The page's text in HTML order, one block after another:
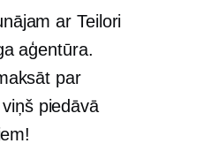
ar Teilori
aģentūra.
par
piedāvā